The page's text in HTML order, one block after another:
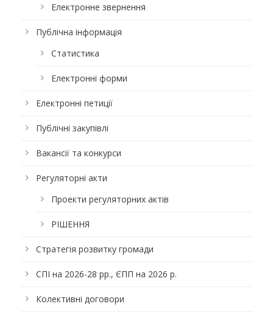
Електронне звернення
Публічна інформація
Статистика
Електронні форми
Електронні петиції
Публічні закупівлі
Вакансії та конкурси
Регуляторні акти
Проекти регуляторних актів
РІШЕННЯ
Стратегія розвитку громади
СПІ на 2026-28 рр., ЄПП на 2026 р.
Колективні договори